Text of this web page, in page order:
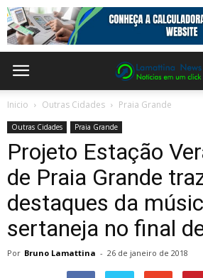
Inicio Outras Cidades Praia Grande
Outras Cidades Praia Grande
Projeto Estação
de Praia Grande
destaques da
sertaneja no final
Por Bruno Lamattina - 26 de janeiro de 2018